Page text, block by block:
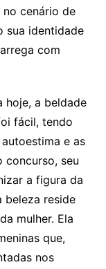
cenário de
sua identidade
com
hoje, a beldade
fácil, tendo
e as
concurso, seu
a figura da
beleza reside
mulher. Ela
que,
nos